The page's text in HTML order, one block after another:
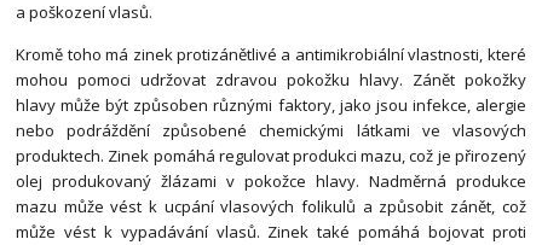
a poškození vlasů.
Kromě toho má zinek protizánětlivé a antimikrobiální vlastnosti, které
mohou pomoci udržovat zdravou pokožku hlavy. Zánět pokožky
hlavy může být způsoben různými faktory, jako jsou infekce, alergie
nebo podráždění způsobené chemickými látkami ve vlasových
produktech. Zinek pomáhá regulovat produkci mazu, což je přirozený
olej produkovaný žlázami v pokožce hlavy. Nadměrná produkce
mazu může vést k ucpání vlasových folikulů a způsobit zánět, což
může vést k vypadávání vlasů. Zinek také pomáhá bojovat proti